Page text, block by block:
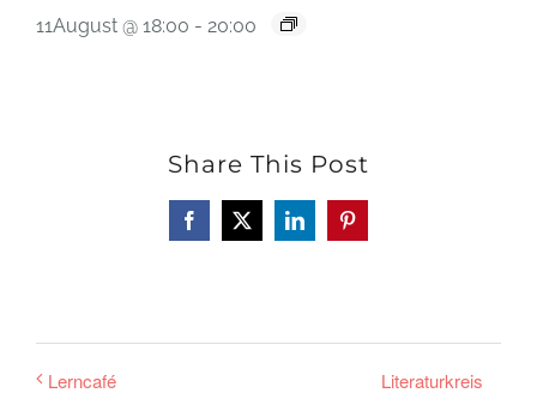
11August @ 18:00 - 20:00
Share This Post
Facebook
X LinkedInPinterest
Lerncafé Literaturkreis